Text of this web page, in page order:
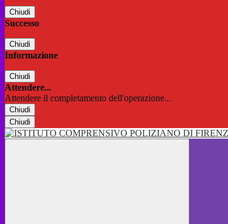
Chiudi
Successo
Chiudi
Informazione
Chiudi
Attendere...
Attendere il completamento dell'operazione...
Chiudi
Chiudi